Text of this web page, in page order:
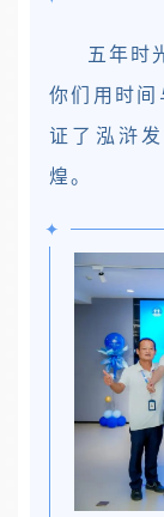
五年时
你们用时
证了泓浒
煌。
✦